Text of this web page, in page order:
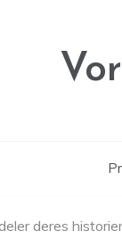
deres